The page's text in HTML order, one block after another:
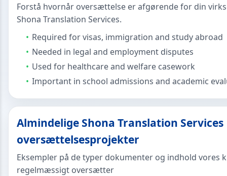
Forstå hvornår oversættelse er afgørende for din
Shona Translation Services.
Required for visas, immigration and study abroad
Needed in legal and employment disputes
Used for healthcare and welfare casework
Important in school admissions and academic
Almindelige Shona Translation Services
oversættelsesprojekter
Eksempler på de typer dokumenter og indhold vores
regelmæssigt oversætter